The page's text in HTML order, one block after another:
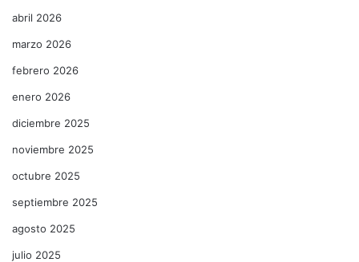
abril 2026
marzo 2026
febrero 2026
enero 2026
diciembre 2025
noviembre 2025
octubre 2025
septiembre 2025
agosto 2025
julio 2025